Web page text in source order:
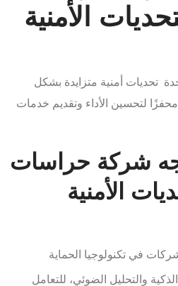
الأمنية
تحديات أمنية متزايدة بشكل
لتحسين الأداء وتقديم خدمات
شركة حراسات
الأمنية
في تكنولوجيا الحماية
والتحليل الضوئي، للتعامل